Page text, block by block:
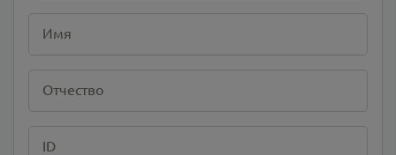
Имя
Отчество
ID